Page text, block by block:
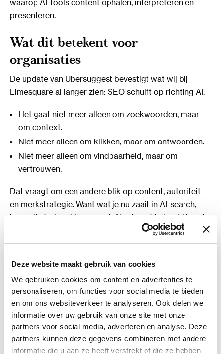
Deze website maakt gebruik van cookies
We gebruiken cookies om content en advertenties te
personaliseren, om functies voor social media te bieden
en om ons websiteverkeer te analyseren. Ook delen we
informatie over uw gebruik van onze site met onze
partners voor social media, adverteren en analyse. Deze
partners kunnen deze gegevens combineren met andere
informatie die u aan ze heeft verstrekt of die ze hebben
waarop AI-tools content ophalen, interpreteren en
presenteren.
Wat dit betekent voor
organisaties
De update van Ubersuggest bevestigt wat wij bij
Limesquare al langer zien: SEO schuift op richting AI.
Het gaat niet meer alleen om zoekwoorden, maar
om context.
Niet meer alleen om klikken, maar om antwoorden.
Niet meer alleen om vindbaarheid, maar om
vertrouwen.
Dat vraagt om een andere blik op content, autoriteit
en merkstrategie. Want wat je nu zaait in AI-search,
bepaalt straks of jouw merk überhaupt in beeld komt
Straks zien we zelf welke
prompts écht zorgen dat je
wordt gezien